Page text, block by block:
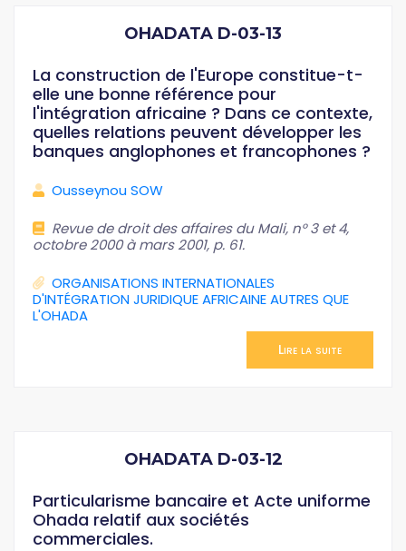
OHADATA D-03-13
La construction de l'Europe constitue-t-
elle une bonne référence pour
l'intégration africaine ? Dans ce contexte,
quelles relations peuvent développer les
banques anglophones et francophones ?
Ousseynou SOW
Revue de droit des affaires du Mali, n° 3 et 4,
octobre 2000 à mars 2001, p. 61.
ORGANISATIONS INTERNATIONALES
D'INTÉGRATION JURIDIQUE AFRICAINE AUTRES QUE
L'OHADA
Lire la suite
OHADATA D-03-12
Particularisme bancaire et Acte uniforme
Ohada relatif aux sociétés
commerciales.